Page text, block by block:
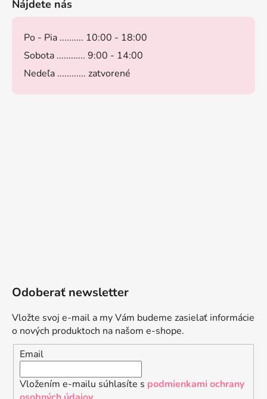
Nájdete nás
Po - Pia .......... 10:00 - 18:00
Sobota ............ 9:00 - 14:00
Nedeľa ............ zatvorené
Odoberať newsletter
Vložte svoj e-mail a my Vám budeme zasielať informácie
o nových produktoch na našom e-shope.
Email
Vložením e-mailu súhlasíte s podmienkami ochrany